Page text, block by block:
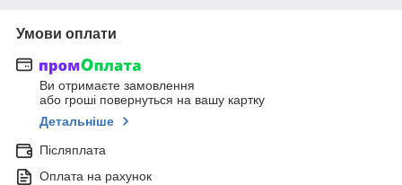
Умови оплати
Ви отримаєте замовлення
або гроші повернуться на вашу картку
Детальніше
Післяплата
Оплата на рахунок